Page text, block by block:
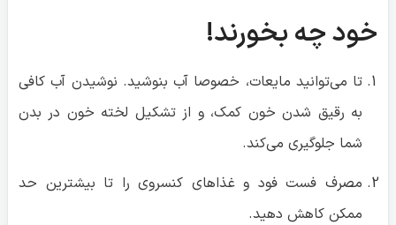
ممکن کاهش دهید.
گوشت قرمز و مرغ را با بوقلمون و ماهی جایگزین کنید.
الکل و سیگار غلظت خون شما را تشدید می‌کند. پس اگر
اهل این دو ماده مضر هستید، حتما آن‌ها را ترک کنید.
لبنیات را در لیست غذاهای روزانه خود قرار دهید.